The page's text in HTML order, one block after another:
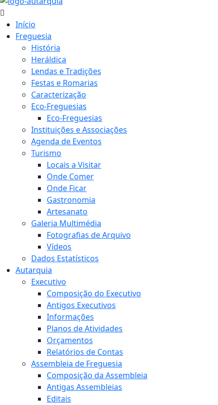
Início
Freguesia
História
Heráldica
Lendas e Tradições
Festas e Romarias
Caracterização
Eco-Freguesias
Eco-Freguesias
Instituições e Associações
Agenda de Eventos
Turismo
Locais a Visitar
Onde Comer
Onde Ficar
Gastronomia
Artesanato
Galeria Multimédia
Fotografias de Arquivo
Vídeos
Dados Estatísticos
Autarquia
Executivo
Composição do Executivo
Antigos Executivos
Informações
Planos de Atividades
Orçamentos
Relatórios de Contas
Assembleia de Freguesia
Composição da Assembleia
Antigas Assembleias
Editais